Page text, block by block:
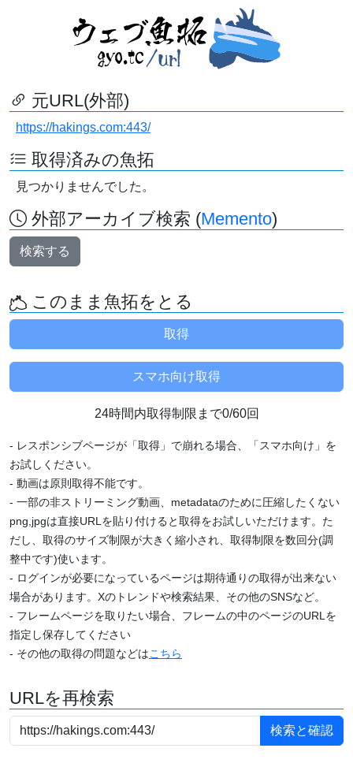
元URL(外部)
https://hakings.com:443/
取得済みの魚拓
見つかりませんでした。
外部アーカイブ検索 (Memento)
検索する
このまま魚拓をとる
24時間内取得制限まで0/60回
- レスポンシブページが「取得」で崩れる場合、「スマホ向け」を
お試しください。
- 動画は原則取得不能です。
- 一部の非ストリーミング動画、metadataのために圧縮したくない
png,jpgは直接URLを貼り付けると取得をお試しいただけます。た
だし、取得のサイズ制限が大きく縮小され、取得制限を数回分(調
整中です)使います。
- ログインが必要になっているページは期待通りの取得が出来ない
場合があります。Xのトレンドや検索結果、その他のSNSなど。
- フレームページを取りたい場合、フレームの中のページのURLを
指定し保存してください
- その他の取得の問題などはこちら
URLを再検索